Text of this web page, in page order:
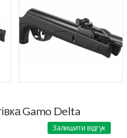
Gamo Delta
Залишити відгук